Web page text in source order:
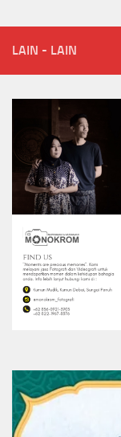
LAIN - LAIN